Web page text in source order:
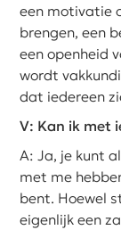
een motivatie
brengen, een
een openheid
wordt
dat iedereen
V: Kan ik met
A: Ja, je kunt
met me
bent. Hoewel
eigenlijk een